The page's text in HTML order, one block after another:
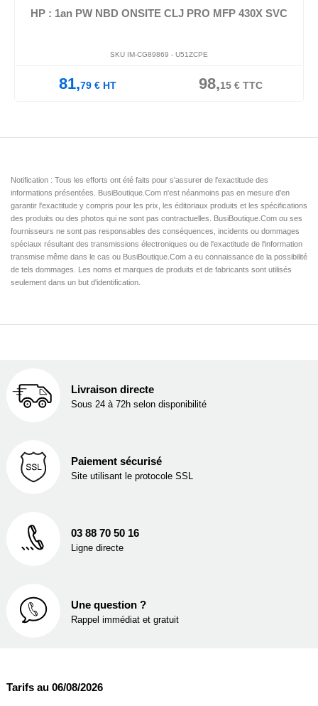
HP : 1an PW NBD ONSITE CLJ PRO MFP 430X SVC
SKU IM-CG89869 - U51ZCPE
81,79 € HT 98,15€TTC
Notification : Tous les efforts ont été faits pour s'assurer de l'exactitude des
informations présentées. BusiBoutique.Com n'est néanmoins pas en mesure d'en
garantir l'exactitude y compris pour les prix, les éditoriaux produits et les spécifications
des produits ou des photos qui ne sont pas contractuelles. BusiBoutique.Com ou ses
fournisseurs ne sont pas responsables des conséquences, incidents ou dommages
spéciaux résultant des transmissions électroniques ou de l'exactitude de l'information
transmise même dans le cas ou BusiBoutique.Com a eu connaissance de la possibilité
de tels dommages. Les noms et marques de produits et de fabricants sont utilisés
seulement dans un but d'identification.
Livraison directe
Sous 24 à 72h selon disponibilité
Paiement sécurisé
Site utilisant le protocole SSL
03 88 70 50 16
Ligne directe
Une question ?
Rappel immédiat et gratuit
Tarifs au 06/08/2026